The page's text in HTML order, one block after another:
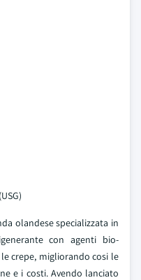
olandese specializzata in
con agenti bio-
crepe, migliorando cosi le
e i costi. Avendo lanciato